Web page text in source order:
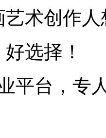
术创作
选择！
平台，专